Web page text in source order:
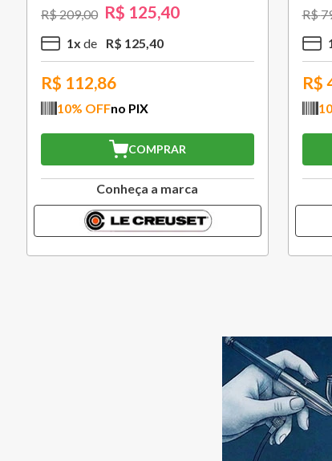
R$209,00 R$ 125,40
1x R$ 125 ,40
R$ 112,86
10% OFFno PIX
COMPRAR
Conheça a marca
R$
1
R$
10